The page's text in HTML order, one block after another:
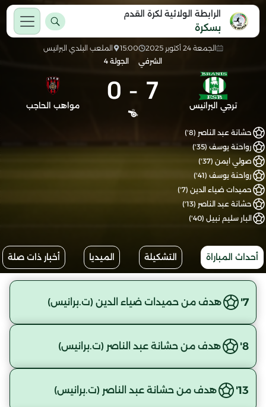
الرابطة الولائية لكرة القدم
بسكرة
الجمعة 24 أكتوبر 2025 15:00
الملعب البلدي البرانيس
الشرفي
الجولة 4
ترجي البرانيس 7
-
0 مواهب الحاجب
حشانة عبد الناصر (8')
رواحنة يوسف (35')
صولي ايمن (37')
رواحنة يوسف (41')
حميدات ضياء الدين (7')
حشانة عبد الناصر (13')
البار سليم نبيل (40')
أحداث المباراة التشكيلة الميديا أخبار ذات صلة
7' هدف من حميدات ضياء الدين (ت.برانيس)
8' هدف من حشانة عبد الناصر (ت.برانيس)
13' هدف من حشانة عبد الناصر (ت.برانيس)